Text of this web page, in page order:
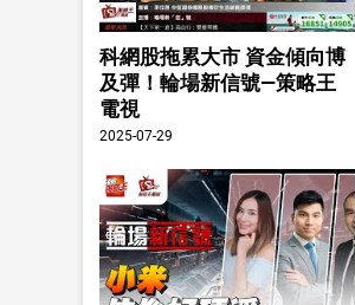
科網股拖累大市 資金傾向博
及彈！輪場新信號—策略王
電視
2025-07-29